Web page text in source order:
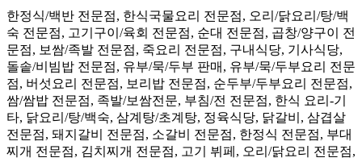
한정식/백반 전문점, 한식국물요리 전문점, 오리/닭요리/탕/백
숙 전문점, 고기구이/육회 전문점, 순대 전문점, 곱창/양구이 전
문점, 보쌈/족발 전문점, 죽요리 전문점, 구내식당, 기사식당,
돌솥/비빔밥 전문점, 유부/묵/두부 판매, 유부/묵/두부요리 전문
점, 버섯요리 전문점, 보리밥 전문점, 순두부/두부요리 전문점,
쌈/쌈밥 전문점, 족발/보쌈전문, 부침/전 전문점, 한식 요리-기
타, 닭요리/탕/백숙, 삼계탕/초계탕, 정육식당, 닭갈비, 삼겹살
전문점, 돼지갈비 전문점, 소갈비 전문점, 한정식 전문점, 부대
찌개 전문점, 김치찌개 전문점, 고기 뷔페, 오리/닭요리 전문점,